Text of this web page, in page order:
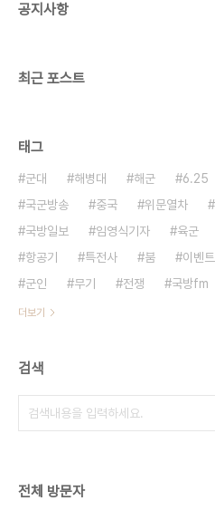
공지사항
최근 포스트
태그
군대 해병대 해군 6.25
국군방송
중국 위문열차
국방일보
임영식기자 육군
항공기
특전사 붐 이벤트
군인
무기 전쟁 국방fm
더보기
검색
전체 방문자